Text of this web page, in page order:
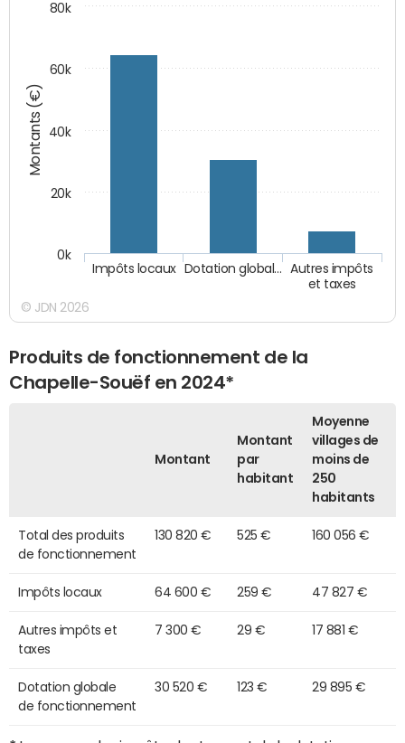
Montants (€)
Autres impôts
et taxes
Dotation global…
Impôts locaux
0k
20k
40k
60k
80k
© JDN 2026
Produits de fonctionnement de la
Chapelle-Souëf en 2024*
Montant
Montant
par
habitant
Moyenne
villages de
moins de
250
habitants
Total des produits
de fonctionnement
130 820 € 525 € 160 056 €
Impôts locaux 64 600 € 259 € 47 827 €
Autres impôts et
taxes
7 300 € 29 € 17 881 €
Dotation globale
de fonctionnement
30 520 € 123 € 29 895 €